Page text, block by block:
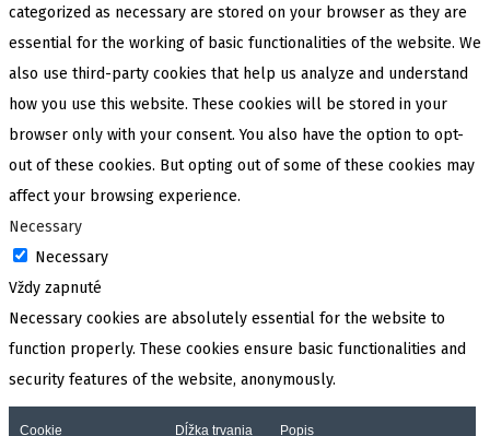
categorized as necessary are stored on your browser as they are
essential for the working of basic functionalities of the website. We
also use third-party cookies that help us analyze and understand
how you use this website. These cookies will be stored in your
browser only with your consent. You also have the option to opt-
out of these cookies. But opting out of some of these cookies may
affect your browsing experience.
Necessary
Necessary
Vždy zapnuté
Necessary cookies are absolutely essential for the website to
function properly. These cookies ensure basic functionalities and
security features of the website, anonymously.
Cookie Dĺžka trvania Popis